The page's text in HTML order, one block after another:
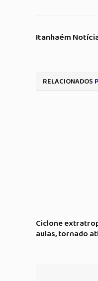
Itanhaém
RELACIONADOS
Ciclone
aulas, tornado